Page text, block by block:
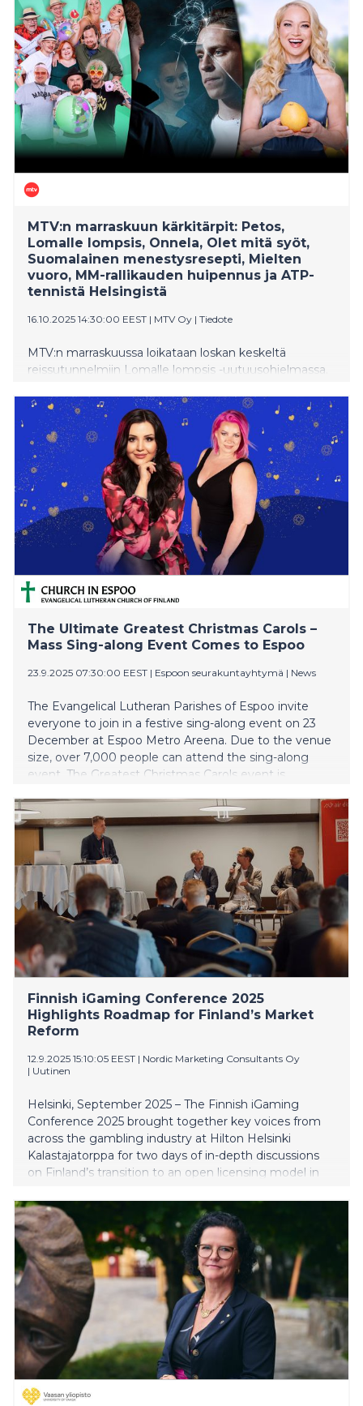
MTV:n marraskuun kärkitärpit: Petos,
Lomalle lompsis, Onnela, Olet mitä syöt,
Suomalainen menestysresepti, Mielten
vuoro, MM-rallikauden huipennus ja ATP-
tennistä Helsingistä
16.10.2025 14:30:00 EEST | MTV Oy | Tiedote
MTV:n marraskuussa loikataan loskan keskeltä
reissutunnelmiin Lomalle lompsis -uutuusohjelmassa.
menestysresepti jatkuvat uusin kausin.
Rikosdraamassa Petos lähiön kasvatti soluttautuu
Helsingin eliittinuorten joukkoon. Lisää kotimaista
draamaa tarjoilee Onnelan hulvaton kuudes kausi.
Kolmiosainen Rikospaikka-dokumentti: Sumuinen
Suomimarket valottaa Telegramissa rehottavaa
rikollisuutta. Penkkiurheilijoille on luvassa Helsingissä
pelattava ATP Challenger -tennisturnaus sekä tuhti
kattaus sporttia kaukaloista ja viheriöiltä. MTV:n
kärkitärpit kokoaa yhteen pakettiin kuukauden
kiinnostavimmat julkaisut sekä MTV Katsomosta että
MTV:n kanavilta. Lokakuun tärppeihin pääset vielä
The Ultimate Greatest Christmas Carols –
Mass Sing-along Event Comes to Espoo
23.9.2025 07:30:00 EEST | Espoon seurakuntayhtymä | News
The Evangelical Lutheran Parishes of Espoo invite
everyone to join in a festive sing-along event on 23
December at Espoo Metro Areena. Due to the venue
size, over 7,000 people can attend the sing-along
event. The Greatest Christmas Carols event is
Lutheran Mission (Felm). Yle will broadcast the event
live on national television and on Yle Areena.
Finnish iGaming Conference 2025
Highlights Roadmap for Finland’s Market
Reform
12.9.2025 15:10:05 EEST | Nordic Marketing Consultants Oy
| Uutinen
Helsinki, September 2025 – The Finnish iGaming
Conference 2025 brought together key voices from
across the gambling industry at Hilton Helsinki
Kalastajatorppa for two days of in-depth discussions
on Finland’s transition to an open licensing model in
media professionals analyzed upcoming regulatory
changes, explored lessons from international markets,
and set the stage for a fair and competitive gambling
ecosystem.